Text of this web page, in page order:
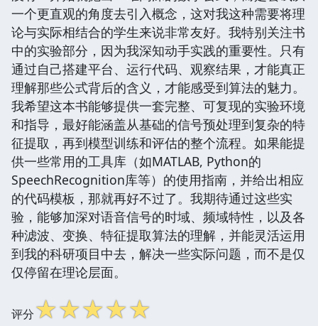
一个更直观的角度去引入概念，这对我这种需要将理
论与实际相结合的学生来说非常友好。我特别关注书
中的实验部分，因为我深知动手实践的重要性。只有
通过自己搭建平台、运行代码、观察结果，才能真正
理解那些公式背后的含义，才能感受到算法的魅力。
我希望这本书能够提供一套完整、可复现的实验环境
和指导，最好能涵盖从基础的信号预处理到复杂的特
征提取，再到模型训练和评估的整个流程。如果能提
供一些常用的工具库（如MATLAB, Python的
SpeechRecognition库等）的使用指南，并给出相应
的代码模板，那就再好不过了。我期待通过这些实
验，能够加深对语音信号的时域、频域特性，以及各
种滤波、变换、特征提取算法的理解，并能灵活运用
到我的科研项目中去，解决一些实际问题，而不是仅
仅停留在理论层面。
评分☆☆☆☆☆